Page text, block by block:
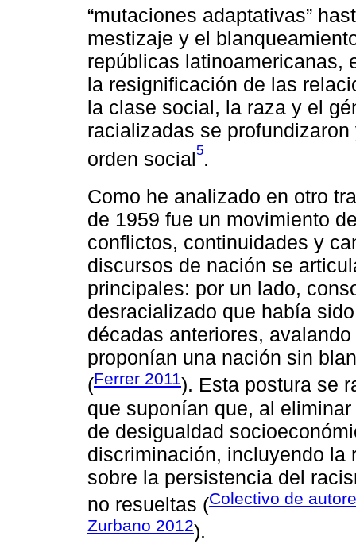
“mutaciones adaptativas”
mestizaje y el
repúblicas latinoamericanas,
la resignificación de las
la clase social, la raza y el
racializadas se
orden social5.
Como he analizado en otro
de 1959 fue un movimiento
conflictos, continuidades y
discursos de nación se
principales: por un lado,
desracializado que había
décadas anteriores,
proponían una nación sin
(Ferrer 2011). Esta postura se
que suponían que, al
de desigualdad
discriminación, incluyendo la
sobre la persistencia del
no resueltas (Colectivo de
Zurbano 2012).